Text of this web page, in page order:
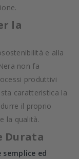
la
e alla
non fa
produttivi
caratteristica la
il proprio
la qualità.
Durata
semplice ed